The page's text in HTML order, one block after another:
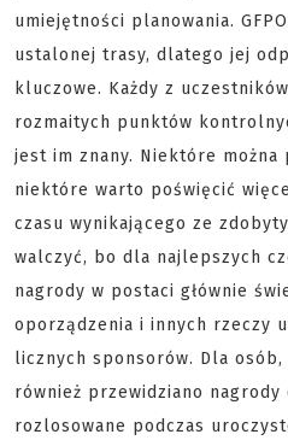
umiejętności planowania.
ustalonej trasy, dlatego jej
kluczowe. Każdy z
rozmaitych punktów
jest im znany. Niektóre
niektóre warto poświęcić
czasu wynikającego ze
walczyć, bo dla najlepszych
nagrody w postaci głównie
oporządzenia i innych rzeczy
licznych sponsorów. Dla
również przewidziano
rozlosowane podczas